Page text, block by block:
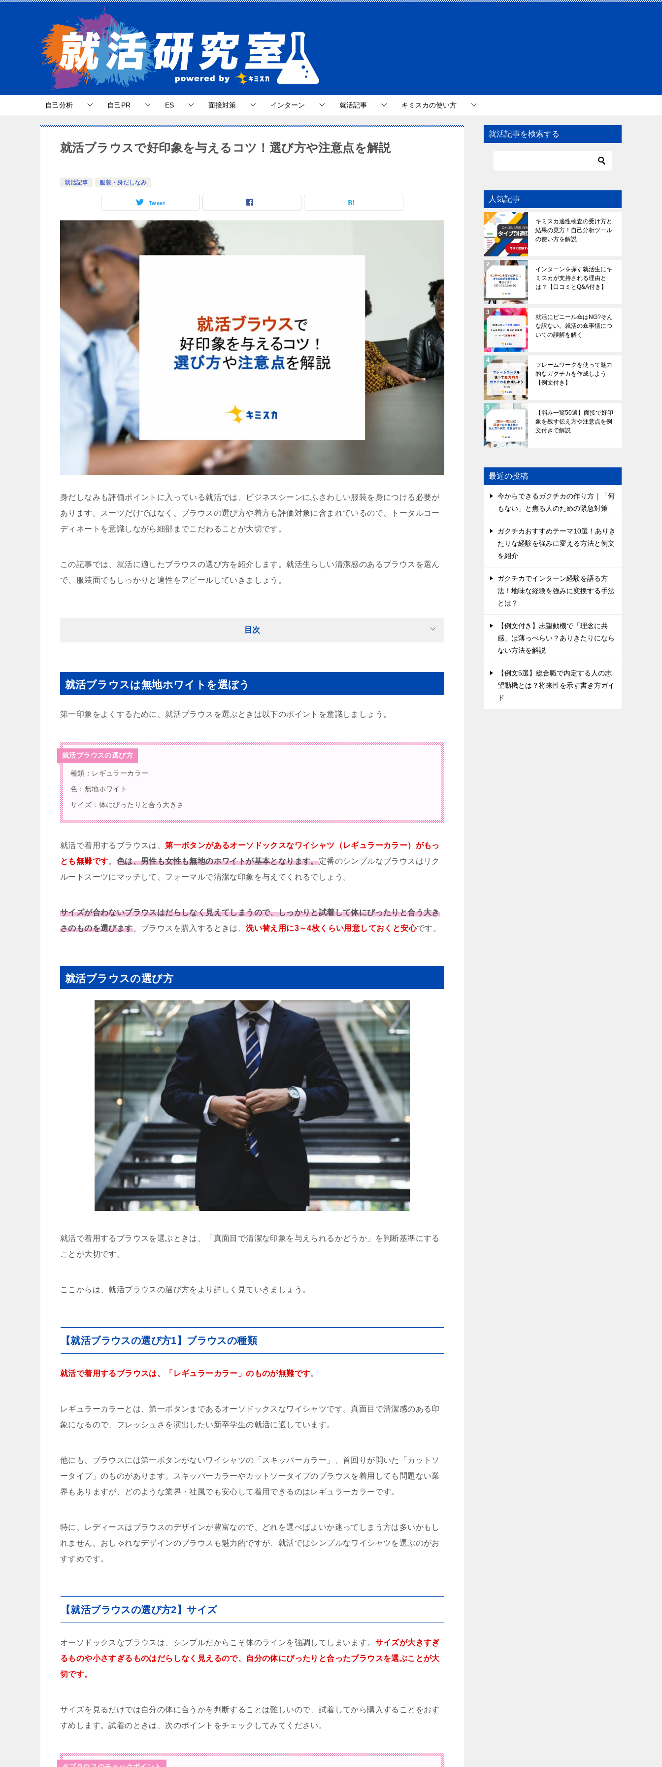
自己分析 自己PR ES 面接対策 インターン 就活記事 キミスカの使い方
就活ブラウスで好印象を与えるコツ！選び方や注意点を解説
就活記事 服装・身だしなみ
Tweet
身だしなみも評価ポイントに入っている就活では、ビジネスシーンにふさわしい服装を身につける必要が
あります。スーツだけではなく、ブラウスの選び方や着方も評価対象に含まれているので、トータルコー
ディネートを意識しながら細部までこだわることが大切です。
この記事では、就活に適したブラウスの選び方を紹介します。就活生らしい清潔感のあるブラウスを選ん
で、服装面でもしっかりと適性をアピールしていきましょう。
目次
就活ブラウスは無地ホワイトを選ぼう
第一印象をよくするために、就活ブラウスを選ぶときは以下のポイントを意識しましょう。
就活ブラウスの選び方
種類：レギュラーカラー
色：無地ホワイト
サイズ：体にぴったりと合う大きさ
就活で着用するブラウスは、第一ボタンがあるオーソドックスなワイシャツ（レギュラーカラー）がもっ
とも無難です。 色は、男性も女性も無地のホワイトが基本となります。定番のシンプルなブラウスはリク
ルートスーツにマッチして、フォーマルで清潔な印象を与えてくれるでしょう。
サイズが合わないブラウスはだらしなく見えてしまうので、しっかりと試着して体にぴったりと合う大き
さのものを選びます。ブラウスを購入するときは、洗い替え用に3～4枚くらい用意しておくと安心です。
就活ブラウスの選び方
就活で着用するブラウスを選ぶときは、「真面目で清潔な印象を与えられるかどうか」を判断基準にする
ことが大切です。
ここからは、就活ブラウスの選び方をより詳しく見ていきましょう。
【就活ブラウスの選び方1】ブラウスの種類
就活で着用するブラウスは、「レギュラーカラー」のものが無難です。
レギュラーカラーとは、第一ボタンまであるオーソドックスなワイシャツです。真面目で清潔感のある印
象になるので、フレッシュさを演出したい新卒学生の就活に適しています。
他にも、ブラウスには第一ボタンがないワイシャツの「スキッパーカラー」、首回りが開いた「カットソ
ータイプ」のものがあります。スキッパーカラーやカットソータイプのブラウスを着用しても問題ない業
界もありますが、どのような業界・社風でも安心して着用できるのはレギュラーカラーです。
特に、レディースはブラウスのデザインが豊富なので、どれを選べばよいか迷ってしまう方は多いかもし
れません。おしゃれなデザインのブラウスも魅力的ですが、就活ではシンプルなワイシャツを選ぶのがお
すすめです。
【就活ブラウスの選び方2】サイズ
オーソドックスなブラウスは、シンプルだからこそ体のラインを強調してしまいます。 サイズが大きすぎ
るものや小さすぎるものはだらしなく見えるので、自分の体にぴったりと合ったブラウスを選ぶことが大
切です。
サイズを見るだけでは自分の体に合うかを判断することは難しいので、試着してから購入することをおす
すめします。試着のときは、次のポイントをチェックしてみてください。
就活記事を検索する
人気記事
キミスカ適性検査の受け方と
結果の見方！自己分析ツール
の使い方を解説
インターンを探す就活生にキ
ミスカが支持される理由と
は？【口コミとQ&A付き】
就活にビニール傘はNG?そん
な訳ない。就活の傘事情につ
いての誤解を解く
フレームワークを使って魅力
的なガクチカを作成しよう
【例文付き】
【弱み一覧50選】面接で好印
象を残す伝え方や注意点を例
文付きで解説
最近の投稿
今からできるガクチカの作り方｜「何
もない」と焦る人のための緊急対策
ガクチカおすすめテーマ10選！ありき
たりな経験を強みに変える方法と例文
を紹介
ガクチカでインターン経験を語る方
法！地味な経験を強みに変換する手法
とは？
【例文付き】志望動機で「理念に共
感」は薄っぺらい？ありきたりになら
ない方法を解説
【例文5選】総合職で内定する人の志
望動機とは？将来性を示す書き方ガイ
ド